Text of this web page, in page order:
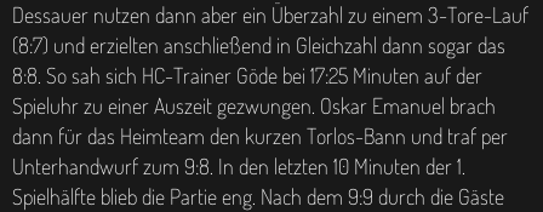
Dessauer nutzen dann aber ein Überzahl zu einem 3-Tore-Lauf
(8:7) und erzielten anschließend in Gleichzahl dann sogar das
8:8. So sah sich HC-Trainer Göde bei 17:25 Minuten auf der
Spieluhr zu einer Auszeit gezwungen. Oskar Emanuel brach
dann für das Heimteam den kurzen Torlos-Bann und traf per
Unterhandwurf zum 9:8. In den letzten 10 Minuten der 1.
Spielhälfte blieb die Partie eng. Nach dem 9:9 durch die Gäste